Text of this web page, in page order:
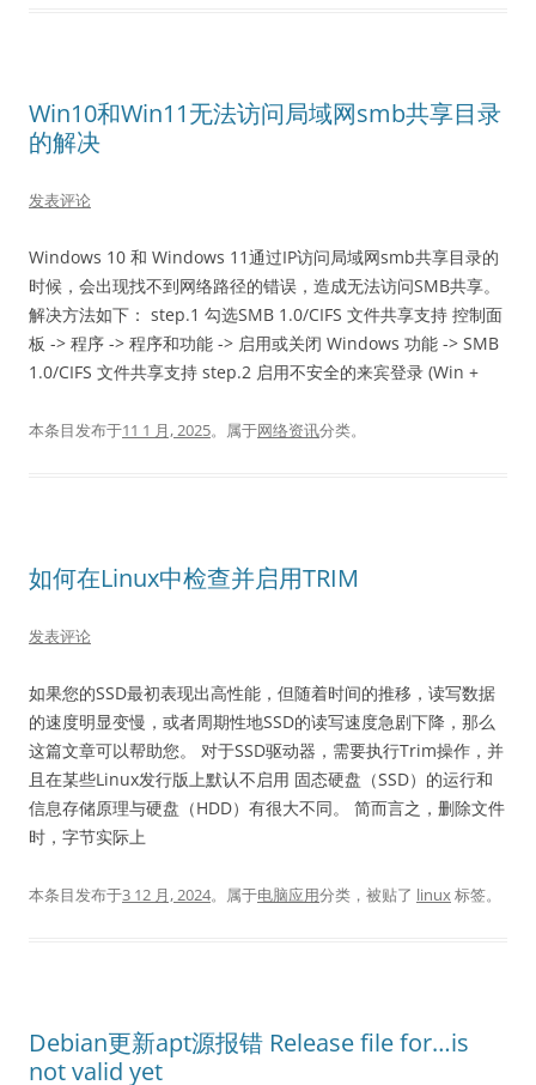
Win10和Win11无法访问局域网smb共享目录
的解决
发表评论
Windows 10 和 Windows 11通过IP访问局域网smb共享目录的
时候，会出现找不到网络路径的错误，造成无法访问SMB共享。
解决方法如下： step.1 勾选SMB 1.0/CIFS 文件共享支持 控制面
板 -> 程序 -> 程序和功能 -> 启用或关闭 Windows 功能 -> SMB
1.0/CIFS 文件共享支持 step.2 启用不安全的来宾登录 (Win +
本条目发布于11 1 月, 2025。属于网络资讯分类。
如何在Linux中检查并启用TRIM
发表评论
如果您的SSD最初表现出高性能，但随着时间的推移，读写数据
的速度明显变慢，或者周期性地SSD的读写速度急剧下降，那么
这篇文章可以帮助您。 对于SSD驱动器，需要执行Trim操作，并
且在某些Linux发行版上默认不启用 固态硬盘（SSD）的运行和
信息存储原理与硬盘（HDD）有很大不同。 简而言之，删除文件
时，字节实际上
本条目发布于3 12 月, 2024。属于电脑应用分类，被贴了 linux标签。
Debian更新apt源报错 Release file for…is
not valid yet